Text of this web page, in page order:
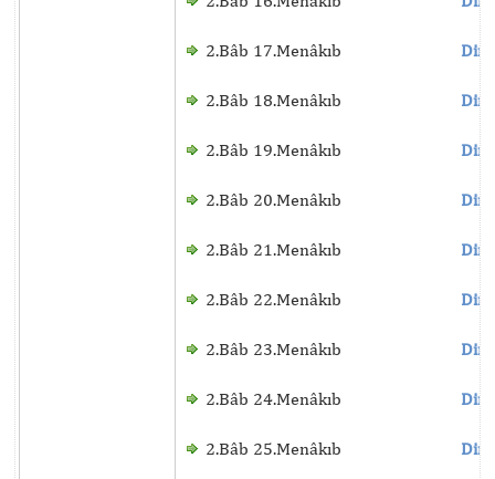
2.Bâb 17.Menâkıb
2.Bâb 18.Menâkıb
2.Bâb 19.Menâkıb
2.Bâb 20.Menâkıb
2.Bâb 21.Menâkıb
2.Bâb 22.Menâkıb
2.Bâb 23.Menâkıb
2.Bâb 24.Menâkıb
2.Bâb 25.Menâkıb